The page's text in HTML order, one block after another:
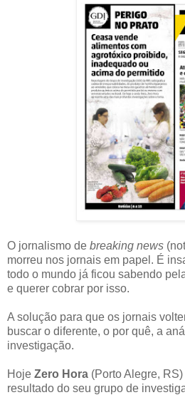
O jornalismo de breaking news
morreu nos jornais em papel. É
todo o mundo já ficou sabendo
e querer cobrar por isso.
A solução para que os jornais
buscar o diferente, o por quê, a
investigação.
Hoje Zero Hora (Porto Alegre,
resultado do seu grupo de